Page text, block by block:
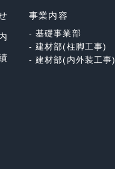
事業内容
- 基礎事業部
- 建材部(柱脚工事)
- 建材部(内外装工事)